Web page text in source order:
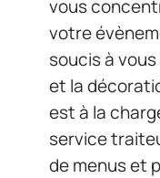
vous
votre
soucis à
et la
est à la
service
de menus et